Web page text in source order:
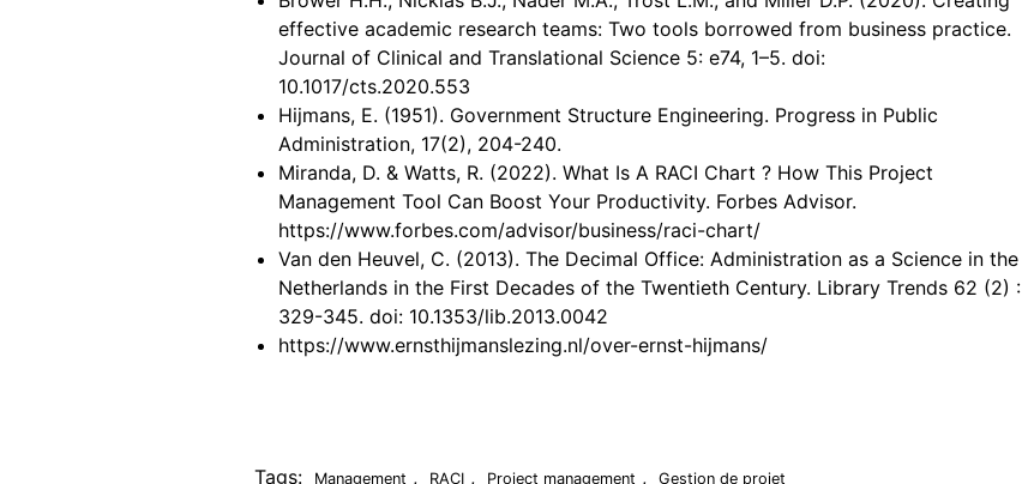
effective academic research teams: Two tools borrowed from business practice.
Journal of Clinical and Translational Science 5: e74, 1–5. doi:
10.1017/cts.2020.553
Hijmans, E. (1951). Government Structure Engineering. Progress in Public
Administration, 17(2), 204-240.
Miranda, D. & Watts, R. (2022). What Is A RACI Chart ? How This Project
Management Tool Can Boost Your Productivity. Forbes Advisor.
https://www.forbes.com/advisor/business/raci-chart/
Van den Heuvel, C. (2013). The Decimal Office: Administration as a Science in the
Netherlands in the First Decades of the Twentieth Century. Library Trends 62 (2) :
329-345. doi: 10.1353/lib.2013.0042
https://www.ernsthijmanslezing.nl/over-ernst-hijmans/
Tags: Management , RACI , Project management , Gestion de projet